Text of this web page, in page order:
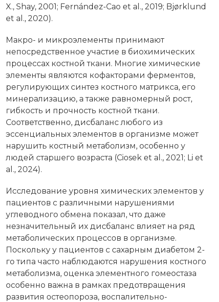
X., Shay, 2001; Fernández-Cao et al., 2019; Bjørklund
et al., 2020).
Макро- и микроэлементы принимают
непосредственное участие в биохимических
процессах костной ткани. Многие химические
элементы являются кофакторами ферментов,
регулирующих синтез костного матрикса, его
минерализацию, а также равномерный рост,
гибкость и прочность костной ткани.
Соответственно, дисбаланс любого из
эссенциальных элементов в организме может
нарушить костный метаболизм, особенно у
людей старшего возраста (Ciosek et al., 2021; Li et
al., 2024).
Исследование уровня химических элементов у
пациентов с различными нарушениями
углеводного обмена показал, что даже
незначительный их дисбаланс влияет на ряд
метаболических процессов в организме.
Поскольку у пациентов с сахарным диабетом 2-
го типа часто наблюдаются нарушения костного
метаболизма, оценка элементного гомеостаза
особенно важна в рамках предотвращения
развития остеопороза, воспалительно-